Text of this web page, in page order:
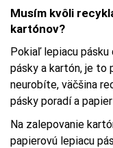
Musím kvôli
kartónov?
Pokiaľ lepiacu
pásky a kartón, je to
neurobíte, väčšina
pásky poradí a
Na zalepovanie
papierovú lepiacu